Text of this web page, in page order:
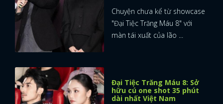
Chuyện chưa kể từ showcase
"Đại Tiệc Trăng Máu 8" với
màn tái xuất của lão ...
Đại Tiệc Trăng Máu 8: Sở
hữu cú one shot 35 phút
dài nhất Việt Nam